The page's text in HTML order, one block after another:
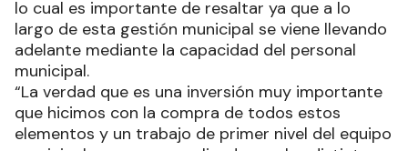
lo cual es importante de resaltar ya que a lo
largo de esta gestión municipal se viene llevando
adelante mediante la capacidad del personal
municipal.
“La verdad que es una inversión muy importante
que hicimos con la compra de todos estos
elementos y un trabajo de primer nivel del equipo